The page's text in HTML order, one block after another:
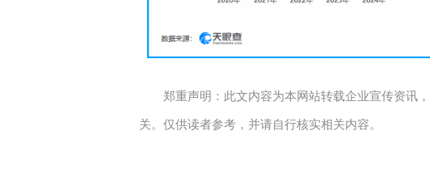
郑重声明：此文内容为本网站转载企业宣传资讯
关。仅供读者参考，并请自行核实相关内容。